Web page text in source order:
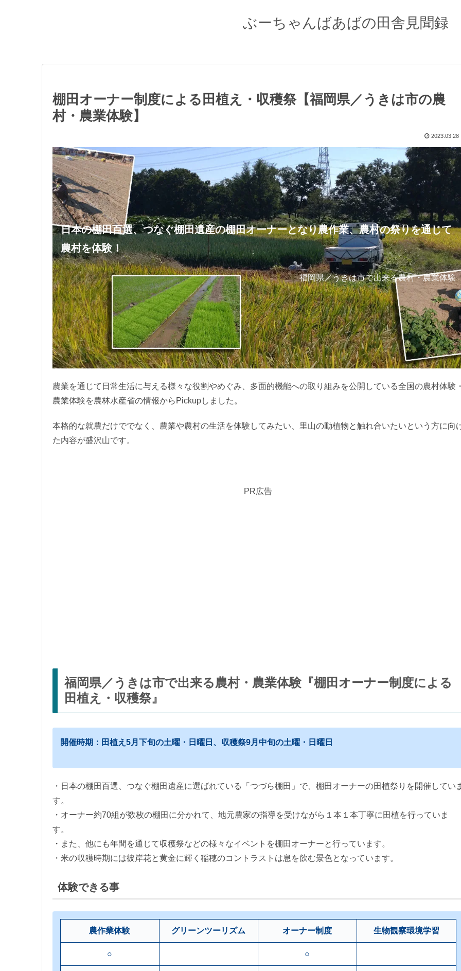
ぶーちゃんばあばの田舎見聞録
棚田オーナー制度による田植え・収穫祭【福岡県／うきは市の農
村・農業体験】
2023.03.28
日本の棚田百選、つなぐ棚田遺産の棚田オーナーとなり農作業、農村の祭りを通じて
農村を体験！
福岡県／うきは市で出来る農村・農業体験
農業を通じて日常生活に与える様々な役割やめぐみ、多面的機能への取り組みを公開している全国の農村体験
農業体験を農林水産省の情報からPickupしました。
本格的な就農だけででなく、農業や農村の生活を体験してみたい、里山の動植物と触れ合いたいという方に向
た内容が盛沢山です。
PR広告
福岡県／うきは市で出来る農村・農業体験『棚田オーナー制度による
田植え・収穫祭』
開催時期：田植え5月下旬の土曜・日曜日、収穫祭9月中旬の土曜・日曜日
・日本の棚田百選、つなぐ棚田遺産に選ばれている「つづら棚田」で、棚田オーナーの田植祭りを開催してい
す。
・オーナー約70組が数枚の棚田に分かれて、地元農家の指導を受けながら１本１本丁寧に田植を行っていま
す。
・また、他にも年間を通じて収穫祭などの様々なイベントを棚田オーナーと行っています。
・米の収穫時期には彼岸花と黄金に輝く稲穂のコントラストは息を飲む景色となっています。
体験できる事
農作業体験 グリーンツーリズム オーナー制度 生物観察環境学習
○ ○